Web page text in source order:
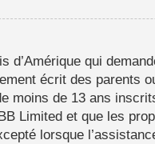
d’Amérique qui
écrit des parents
moins de 13 ans
Limited et que les
lorsque